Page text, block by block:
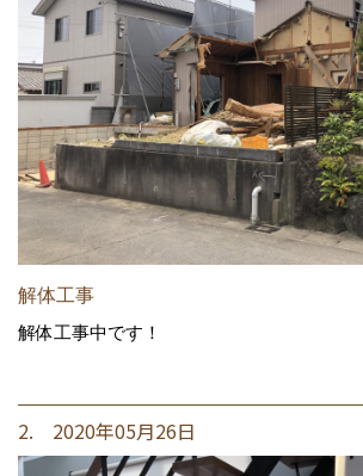
解体工事
解体工事中です！
2. 2020年05月26日